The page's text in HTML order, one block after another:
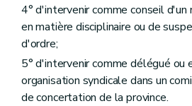
4° d'intervenir comme conseil
en matière disciplinaire ou de
d'ordre;
5° d'intervenir comme délégué ou
organisation syndicale dans un
de concertation de la province.